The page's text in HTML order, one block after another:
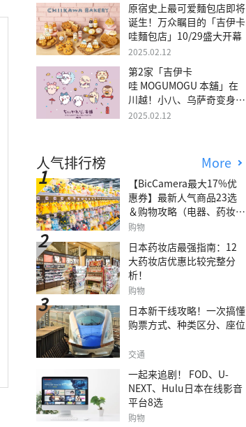
原宿史上最可爱麵包店即将
诞生！万众瞩目的「吉伊卡
哇麵包店」10/29盛大开幕
2025.02.12
第2家「吉伊卡
哇 MOGUMOGU 本舖」在
川越！小八、乌萨奇变身可
爱地瓜！
2025.02.12
人气排行榜 More
【BicCamera最大17%优
惠券】最新人气商品23选
＆购物攻略（电器、药妆、
玩具等）
购物
日本药妆店最强指南：12
大药妆店优惠比较完整分
析！
购物
日本新干线攻略！一次搞懂
购票方式、种类区分、座位
交通
一起来追剧！ FOD、U-
NEXT、Hulu日本在线影音
平台8选
购物